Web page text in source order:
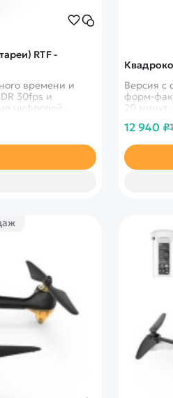
RTF -
времени и
30fps и
цифровой
Версия с
форм-
20 минут.
12 940 ₽